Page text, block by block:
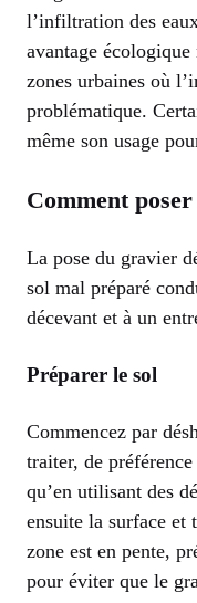
l’infiltration des
avantage
zones urbaines où
problématique.
même son usage
Comment
La pose du gravier
sol mal préparé
décevant et à un
Préparer le sol
Commencez par
traiter, de
qu’en utilisant des
ensuite la surface et
zone est en pente,
pour éviter que le